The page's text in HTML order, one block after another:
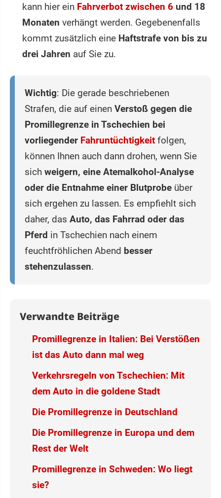
kann hier ein Fahrverbot zwischen 6 und 18
Monaten verhängt werden. Gegebenenfalls
kommt zusätzlich eine Haftstrafe von bis zu
drei Jahren auf Sie zu.
Wichtig: Die gerade beschriebenen
Strafen, die auf einen Verstoß gegen die
Promillegrenze in Tschechien bei
vorliegender Fahruntüchtigkeit folgen,
können Ihnen auch dann drohen, wenn Sie
sich weigern, eine Atemalkohol-Analyse
oder die Entnahme einer Blutprobe über
sich ergehen zu lassen. Es empfiehlt sich
daher, das Auto, das Fahrrad oder das
Pferd in Tschechien nach einem
feuchtfröhlichen Abend besser
stehenzulassen.
Verwandte Beiträge
Promillegrenze in Italien: Bei Verstößen
ist das Auto dann mal weg
Verkehrsregeln von Tschechien: Mit
dem Auto in die goldene Stadt
Die Promillegrenze in Deutschland
Die Promillegrenze in Europa und dem
Rest der Welt
Promillegrenze in Schweden: Wo liegt
sie?